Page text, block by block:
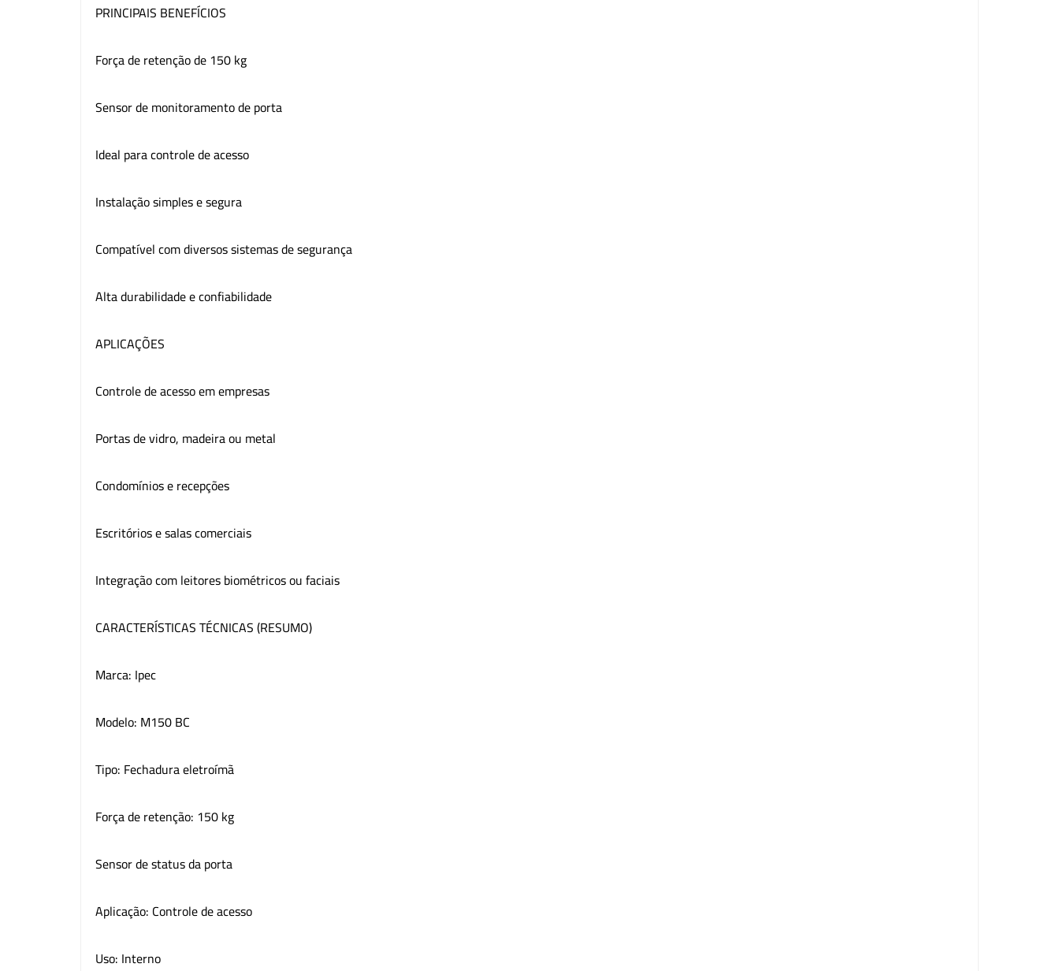
PRINCIPAIS BENEFÍCIOS
Força de retenção de 150 kg
Sensor de monitoramento de porta
Ideal para controle de acesso
Instalação simples e segura
Compatível com diversos sistemas de segurança
Alta durabilidade e confiabilidade
APLICAÇÕES
Controle de acesso em empresas
Portas de vidro, madeira ou metal
Condomínios e recepções
Escritórios e salas comerciais
Integração com leitores biométricos ou faciais
CARACTERÍSTICAS TÉCNICAS (RESUMO)
Marca: Ipec
Modelo: M150 BC
Tipo: Fechadura eletroímã
Força de retenção: 150 kg
Sensor de status da porta
Aplicação: Controle de acesso
Uso: Interno